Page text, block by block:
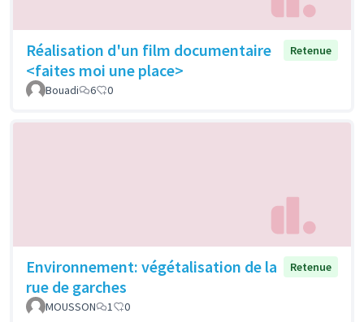
Réalisation d'un film documentaire
<faites moi une place>
Retenue
Bouadi 6 0
Environnement: végétalisation de la
rue de garches
Retenue
MOUSSON 1 0